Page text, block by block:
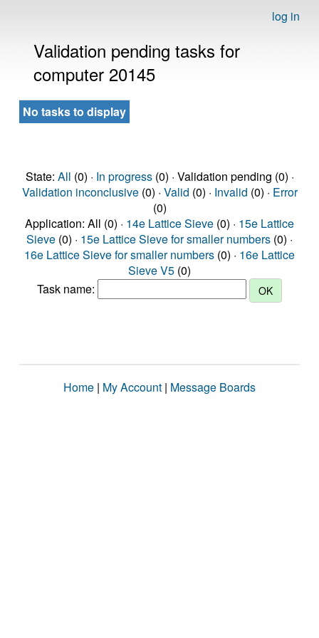
log in
Validation pending tasks for
computer 20145
No tasks to display
State: All (0) · In progress(0) · Validation pending (0) ·
Validation inconclusive(0) · Valid (0) · Invalid (0) · Error
(0)
Application: All (0) · 14e Lattice Sieve (0) · 15e Lattice
Sieve (0) · 15e Lattice Sieve for smaller numbers (0) ·
16e Lattice Sieve for smaller numbers (0) · 16e Lattice
Sieve V5 (0)
Task name:
Home | My Account | Message Boards